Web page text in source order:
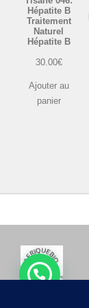
Hépatite B
Traitement
Naturel
Hépatite B
30.00€
Ajouter au
panier